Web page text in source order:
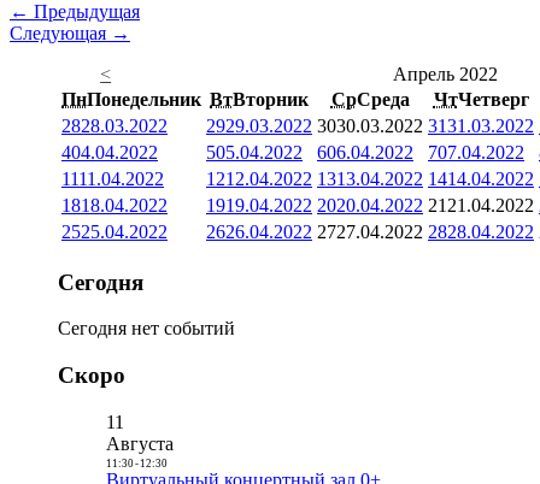
← Предыдущая
Следующая →
<
Апрель 2022
ПнПонедельник ВтВторник СрСреда ЧтЧетверг
2828.03.2022 2929.03.2022 3030.03.2022 3131.03.2022
404.04.2022 505.04.2022 606.04.2022 707.04.2022
1111.04.2022 1212.04.2022 1313.04.2022 1414.04.2022
1818.04.2022 1919.04.2022 2020.04.2022 21 21.04.2022
2525.04.2022 2626.04.2022 2727.04.2022 2828.04.2022
Сегодня
Сегодня нет событий
Скоро
11
Августа
11:30- 12:30